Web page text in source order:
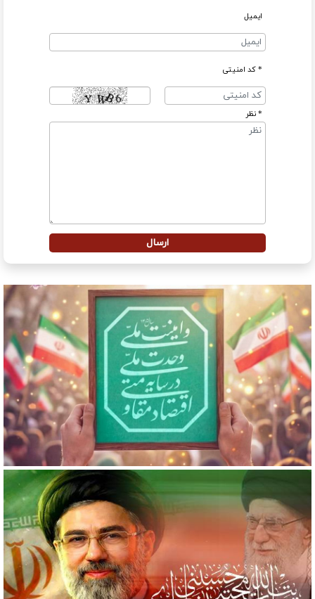
ایمیل
* کد امنیتی
* نظر